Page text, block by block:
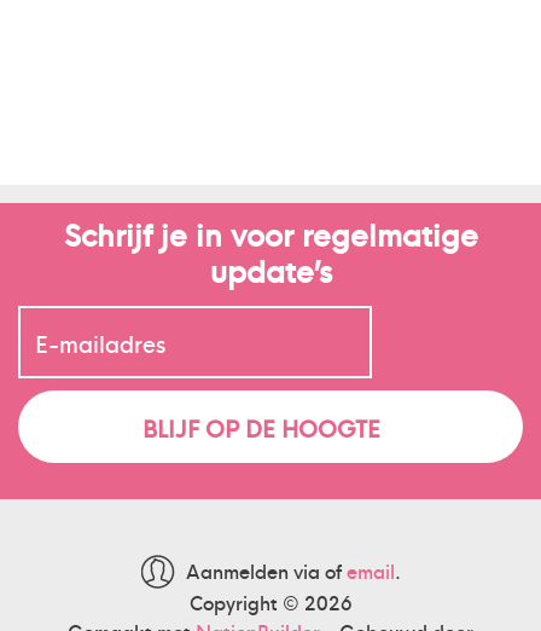
Schrijf je in voor regelmatige
update’s
Aanmelden via ofemail.
Copyright © 2026